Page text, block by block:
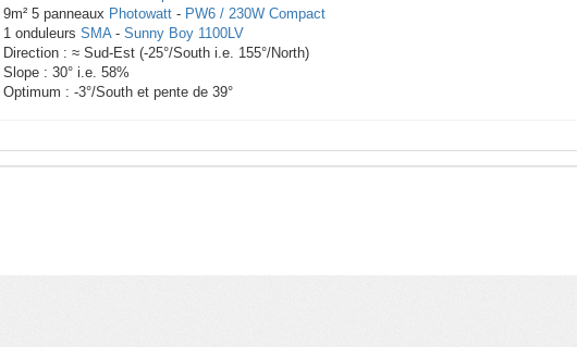
9m² 5 panneaux Photowatt - PW6 / 230W Compact
1 onduleurs SMA- Sunny Boy 1100LV
Direction : ≈ Sud-Est (-25°/South i.e. 155°/North)
Slope : 30° i.e. 58%
Optimum : -3°/South et pente de 39°